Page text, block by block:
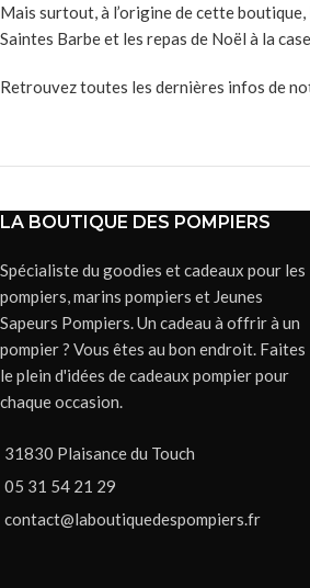
Mais surtout, à l’origine de cette
Saintes Barbe et les repas de Noël à la
Retrouvez toutes les dernières infos de
LA BOUTIQUE DES POMPIERS
Spécialiste du goodies et cadeaux pour les
pompiers, marins pompiers et Jeunes
Sapeurs Pompiers. Un cadeau à offrir à un
pompier ? Vous êtes au bon endroit. Faites
le plein d'idées de cadeaux pompier pour
chaque occasion.
31830 Plaisance du Touch
05 31 54 21 29
contact@laboutiquedespompiers.fr